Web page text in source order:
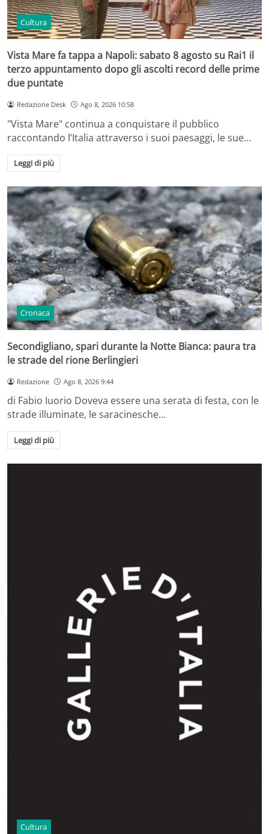
Cultura
Vista Mare fa tappa a Napoli: sabato 8 agosto su Rai1 il
terzo appuntamento dopo gli ascolti record delle prime
due puntate
Redazione Desk Ago 8, 2026 10:58
"Vista Mare" continua a conquistare il pubblico
raccontando l’Italia attraverso i suoi paesaggi, le sue…
Leggi di più
Cronaca
Secondigliano, spari durante la Notte Bianca: paura tra
le strade del rione Berlingieri
Redazione Ago 8, 2026 9:44
di Fabio Iuorio Doveva essere una serata di festa, con le
strade illuminate, le saracinesche…
Leggi di più
Cultura